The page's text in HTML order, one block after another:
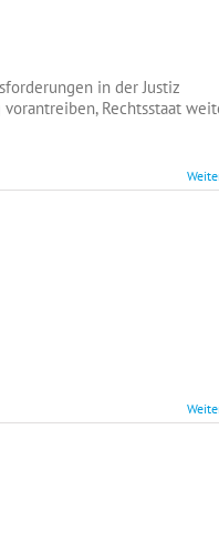
in der Justiz
Rechtsstaat